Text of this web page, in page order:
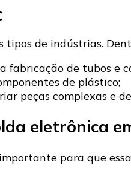
tipos de indústrias.
fabricação de tubos e
de plástico;
peças complexas e
eletrônica
para que